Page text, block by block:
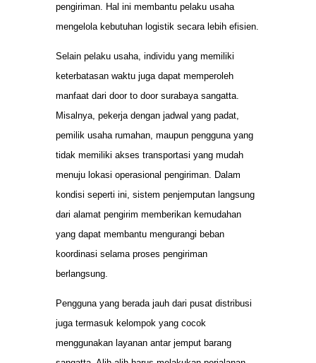
pengiriman. Hal ini membantu pelaku usaha
mengelola kebutuhan logistik secara lebih efisien.
Selain pelaku usaha, individu yang memiliki
keterbatasan waktu juga dapat memperoleh
manfaat dari door to door surabaya sangatta.
Misalnya, pekerja dengan jadwal yang padat,
pemilik usaha rumahan, maupun pengguna yang
tidak memiliki akses transportasi yang mudah
menuju lokasi operasional pengiriman. Dalam
kondisi seperti ini, sistem penjemputan langsung
dari alamat pengirim memberikan kemudahan
yang dapat membantu mengurangi beban
koordinasi selama proses pengiriman
berlangsung.
Pengguna yang berada jauh dari pusat distribusi
juga termasuk kelompok yang cocok
menggunakan layanan antar jemput barang